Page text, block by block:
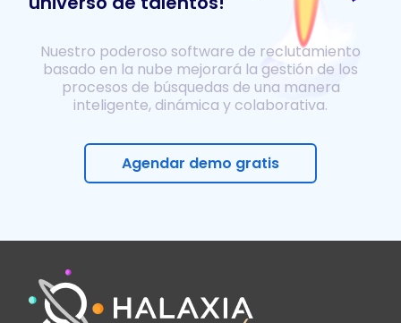
Nuestro poderoso software de reclutamiento
basado en la nube mejorará la gestión de los
procesos de búsquedas de una manera
inteligente, dinámica y colaborativa.
Agendar demo gratis